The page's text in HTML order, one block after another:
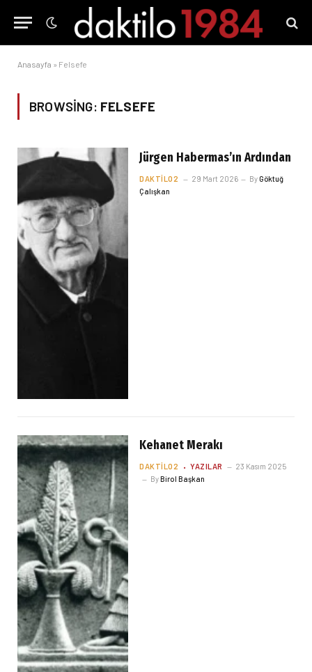
Anasayfa » Felsefe
BROWSING: FELSEFE
Jürgen Habermas’ın Ardından
DAKTILO2 29 Mart 2026 ByGöktuğ
Çalışkan
Kehanet Merakı
DAKTILO2 YAZILAR
23 Kasım 2025
ByBirol Başkan